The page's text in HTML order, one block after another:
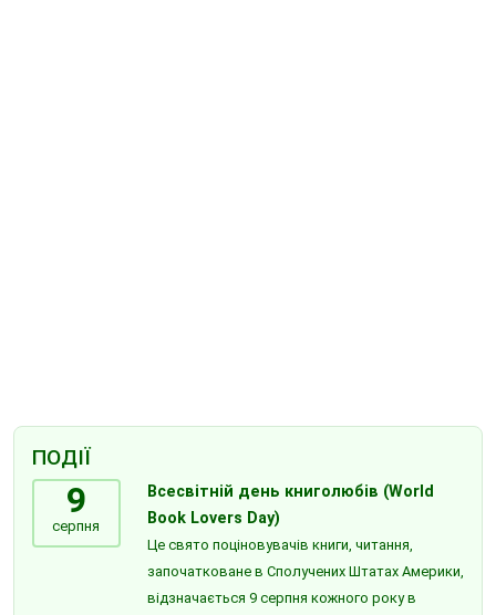
ПОДІЇ
9
серпня
Всесвітній день книголюбів (World
Book Lovers Day)
Це свято поціновувачів книги, читання,
започатковане в Сполучених Штатах Америки,
відзначається 9 серпня кожного року в